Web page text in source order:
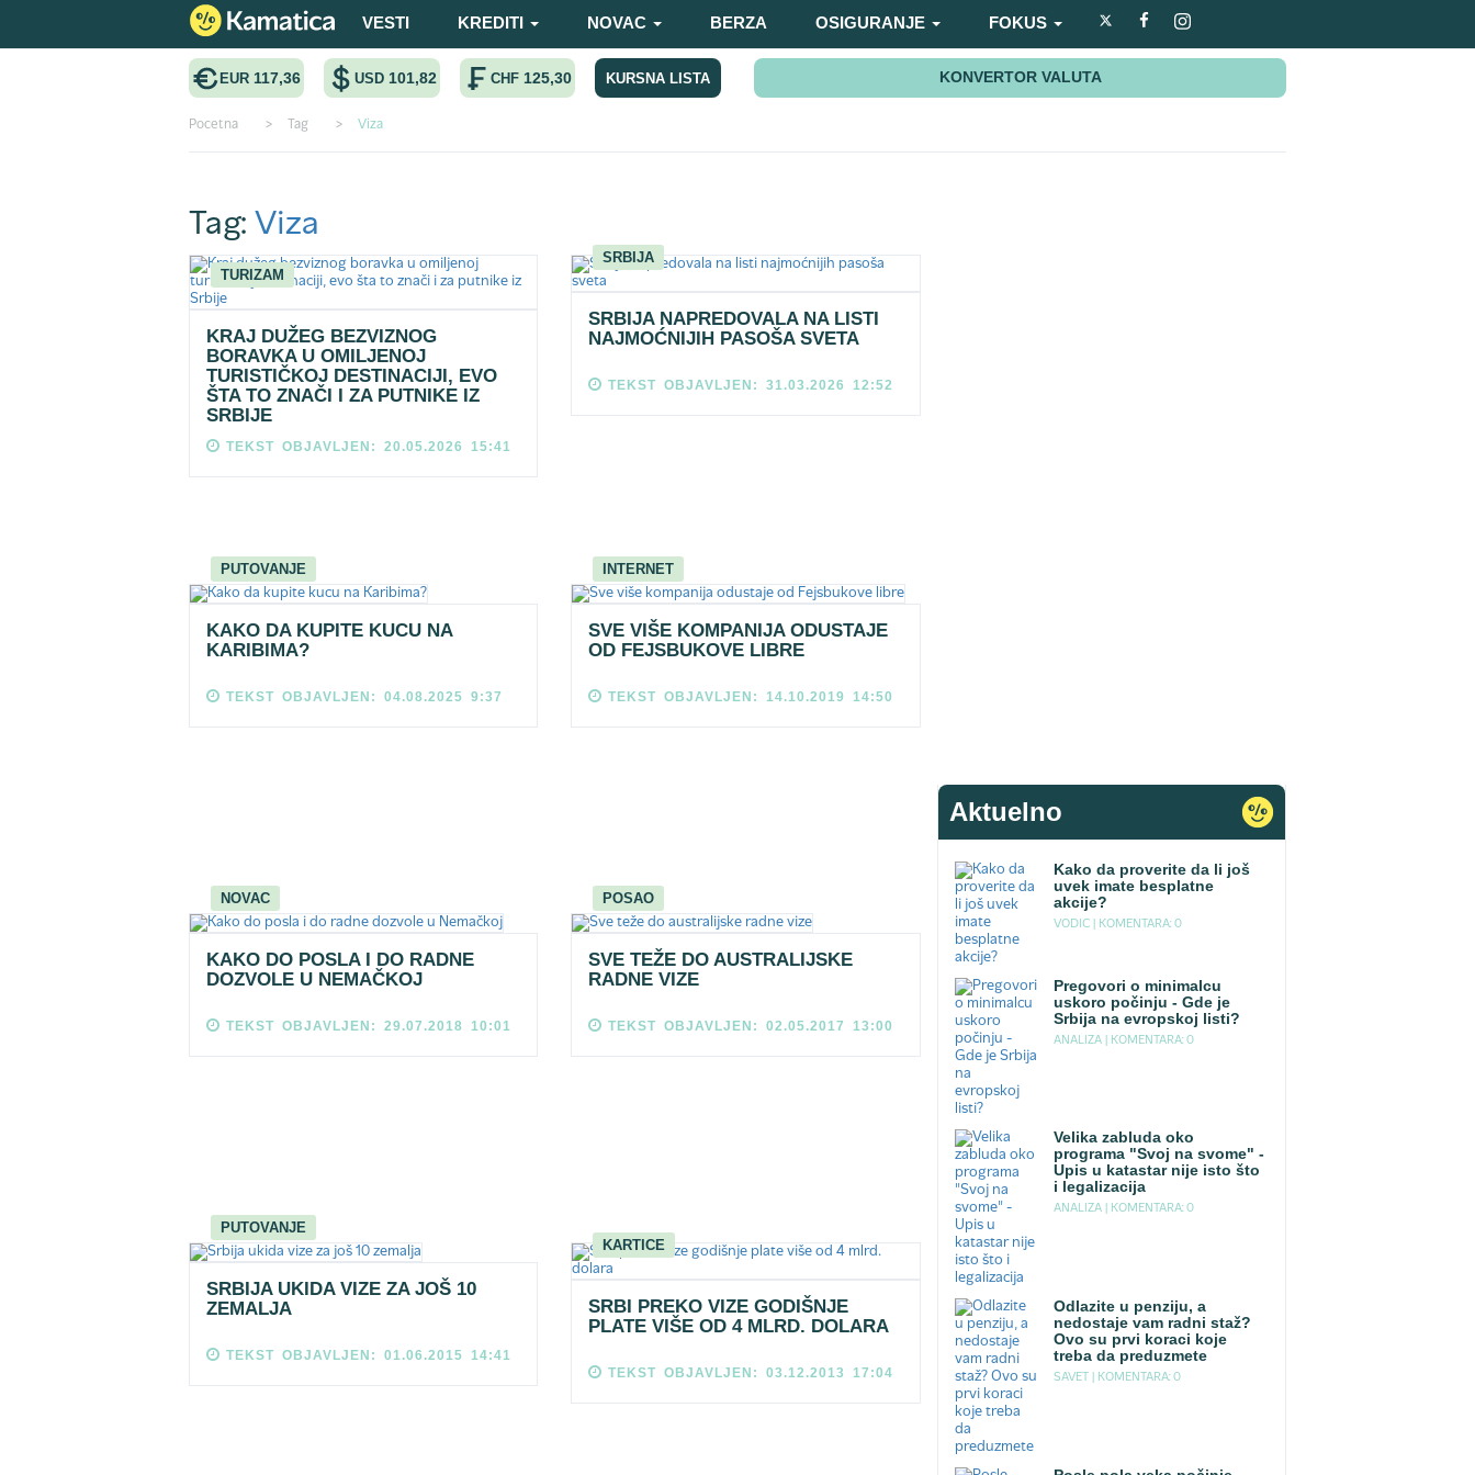
VESTI KREDITI NOVAC BERZA OSIGURANJE FOKUS
EUR 117,36 USD 101,82 CHF 125,30 KURSNA LISTA KONVERTOR VALUTA
Pocetna > Tag > Viza
Tag: Viza
TURIZAM
KRAJ DUŽEG BEZVIZNOG
BORAVKA U OMILJENOJ
TURISTIČKOJ DESTINACIJI, EVO
ŠTA TO ZNAČI I ZA PUTNIKE IZ
SRBIJE
TEKST OBJAVLJEN: 20.05.2026 15:41
SRBIJA
SRBIJA NAPREDOVALA NA LISTI
NAJMOĆNIJIH PASOŠA SVETA
TEKST OBJAVLJEN: 31.03.2026 12:52
PUTOVANJE
KAKO DA KUPITE KUCU NA
KARIBIMA?
TEKST OBJAVLJEN: 04.08.2025 9:37
INTERNET
SVE VIŠE KOMPANIJA ODUSTAJE
OD FEJSBUKOVE LIBRE
TEKST OBJAVLJEN: 14.10.2019 14:50
NOVAC
KAKO DO POSLA I DO RADNE
DOZVOLE U NEMAČKOJ
TEKST OBJAVLJEN: 29.07.2018 10:01
POSAO
SVE TEŽE DO AUSTRALIJSKE
RADNE VIZE
TEKST OBJAVLJEN: 02.05.2017 13:00
PUTOVANJE
SRBIJA UKIDA VIZE ZA JOŠ 10
ZEMALJA
TEKST OBJAVLJEN: 01.06.2015 14:41
KARTICE
SRBI PREKO VIZE GODIŠNJE
PLATE VIŠE OD 4 MLRD. DOLARA
TEKST OBJAVLJEN: 03.12.2013 17:04
Aktuelno
Kako da proverite da li još
uvek imate besplatne
akcije?
VODIC | KOMENTARA: 0
Pregovori o minimalcu
uskoro počinju - Gde je
Srbija na evropskoj listi?
ANALIZA | KOMENTARA: 0
Velika zabluda oko
programa "Svoj na svome" -
Upis u katastar nije isto što
i legalizacija
ANALIZA | KOMENTARA: 0
Odlazite u penziju, a
nedostaje vam radni staž?
Ovo su prvi koraci koje
treba da preduzmete
SAVET | KOMENTARA: 0